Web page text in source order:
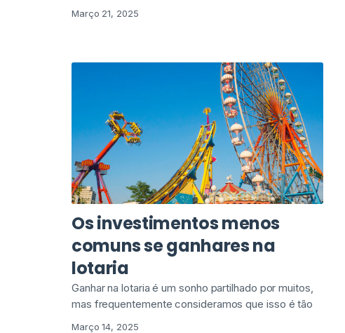
Março 21, 2025
Os investimentos menos
comuns se ganhares na
lotaria
Ganhar na lotaria é um sonho partilhado por muitos,
mas frequentemente consideramos que isso é tão
Março 14, 2025